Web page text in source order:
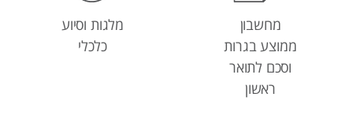
מחשבון
ממוצע בגרות
וסכם לתואר
ראשון
מלגות וסיוע
כלכלי